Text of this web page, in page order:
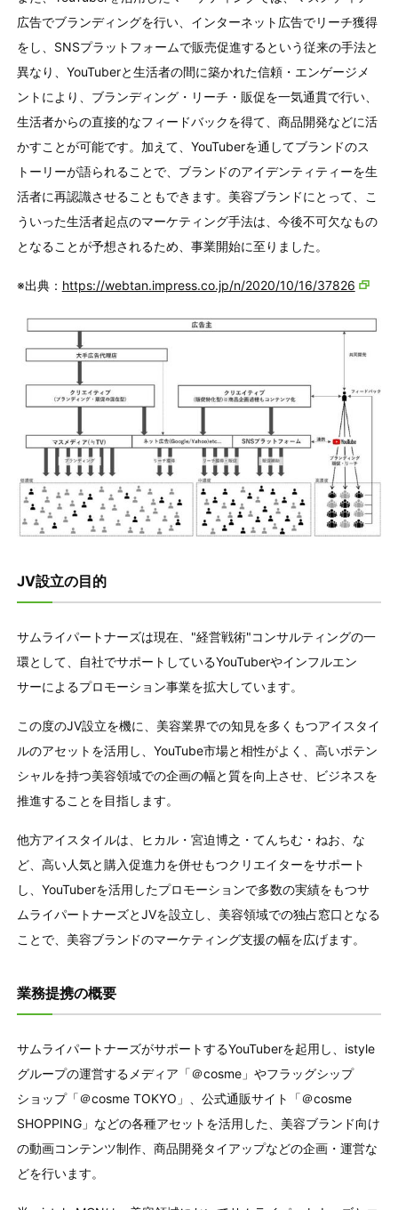
広告でブランディングを行い、インターネット広告でリーチ獲得
をし、SNSプラットフォームで販売促進するという従来の手法と
異なり、YouTuberと生活者の間に築かれた信頼・エンゲージメ
ントにより、ブランディング・リーチ・販促を一気通貫で行い、
生活者からの直接的なフィードバックを得て、商品開発などに活
かすことが可能です。加えて、YouTuberを通してブランドのス
トーリーが語られることで、ブランドのアイデンティティーを生
活者に再認識させることもできます。美容ブランドにとって、こ
ういった生活者起点のマーケティング手法は、今後不可欠なもの
となることが予想されるため、事業開始に至りました。
※出典： https://webtan.impress.co.jp/n/2020/10/16/37826
JV設立の目的
サムライパートナーズは現在、"経営戦術"コンサルティングの一
環として、自社でサポートしているYouTuberやインフルエン
サーによるプロモーション事業を拡大しています。
この度のJV設立を機に、美容業界での知見を多くもつアイスタイ
ルのアセットを活用し、YouTube市場と相性がよく、高いポテン
シャルを持つ美容領域での企画の幅と質を向上させ、ビジネスを
推進することを目指します。
他方アイスタイルは、ヒカル・宮迫博之・てんちむ・ねお、な
ど、高い人気と購入促進力を併せもつクリエイターをサポート
し、YouTuberを活用したプロモーションで多数の実績をもつサ
ムライパートナーズとJVを設立し、美容領域での独占窓口となる
ことで、美容ブランドのマーケティング支援の幅を広げます。
業務提携の概要
サムライパートナーズがサポートするYouTuberを起用し、istyle
グループの運営するメディア「＠cosme」やフラッグシップ
ショップ「＠cosme TOKYO」、公式通販サイト「＠cosme
SHOPPING」などの各種アセットを活用した、美容ブランド向け
の動画コンテンツ制作、商品開発タイアップなどの企画・運営な
どを行います。